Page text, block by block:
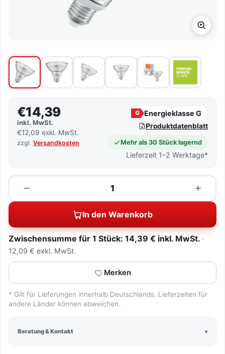
€14,39
inkl. MwSt.
€12,09 exkl. MwSt.
zzgl. Versandkosten
G Energieklasse G
Produktdatenblatt
Mehr als 30 Stück lagernd
Lieferzeit 1–2 Werktage*
−
Menge +
In den Warenkorb
Zwischensumme für 1 Stück: 14,39 € inkl. MwSt.
12,09 € exkl. MwSt.
Merken
* Gilt für Lieferungen innerhalb Deutschlands. Lieferzeiten für
andere Länder können abweichen.
Beratung & Kontakt